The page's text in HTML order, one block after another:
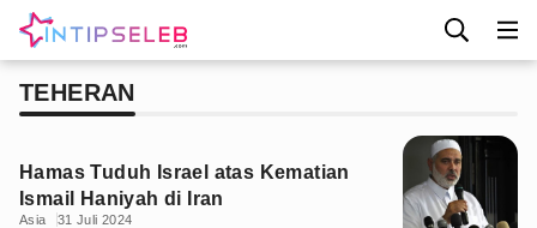
TEHERAN
Hamas Tuduh Israel atas Kematian
Ismail Haniyah di Iran
Asia 31 Juli 2024